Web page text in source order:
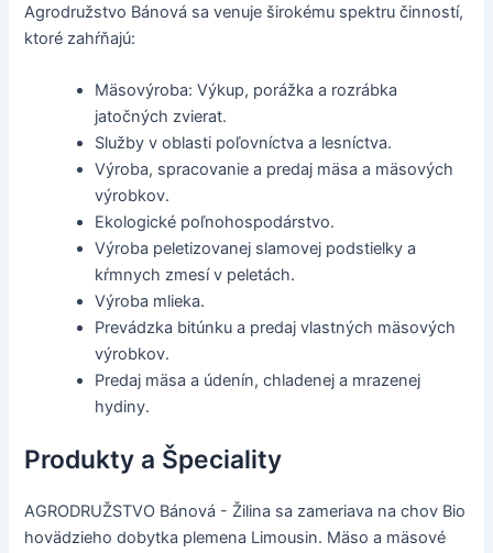
Agrodružstvo Bánová sa venuje širokému spektru činností,
ktoré zahŕňajú:
Mäsovýroba: Výkup, porážka a rozrábka
jatočných zvierat.
Služby v oblasti poľovníctva a lesníctva.
Výroba, spracovanie a predaj mäsa a mäsových
výrobkov.
Ekologické poľnohospodárstvo.
Výroba peletizovanej slamovej podstielky a
kŕmnych zmesí v peletách.
Výroba mlieka.
Prevádzka bitúnku a predaj vlastných mäsových
výrobkov.
Predaj mäsa a údenín, chladenej a mrazenej
hydiny.
Produkty a Špeciality
AGRODRUŽSTVO Bánová - Žilina sa zameriava na chov Bio
hovädzieho dobytka plemena Limousin. Mäso a mäsové